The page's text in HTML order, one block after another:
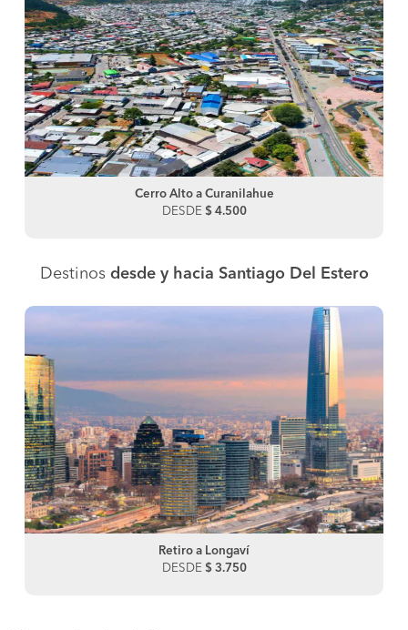
Cerro Alto a Curanilahue
DESDE $ 4.500
Destinos desde y hacia Santiago Del Estero
Retiro a Longaví
DESDE $ 3.750